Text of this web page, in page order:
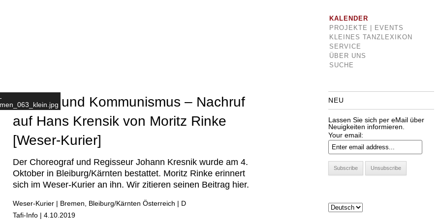
KALENDER
PROJEKTE | EVENTS
KLEINES TANZLEXIKON
SERVICE
ÜBER UNS
SUCHE
Spagat und Kommunismus – Nachruf
auf Hans Krensik von Moritz Rinke
[Weser-Kurier]
Der Choreograf und Regisseur Johann Kresnik wurde am 4.
Oktober in Bleiburg/Kärnten bestattet. Moritz Rinke erinnert
sich im Weser-Kurier an ihn. Wir zitieren seinen Beitrag hier.
Weser-Kurier | Bremen, Bleiburg/Kärnten Österreich | D
Tafi-Info | 4.10.2019
NEU
Lassen Sie sich per eMail über
Neuigkeiten informieren.
Your email: